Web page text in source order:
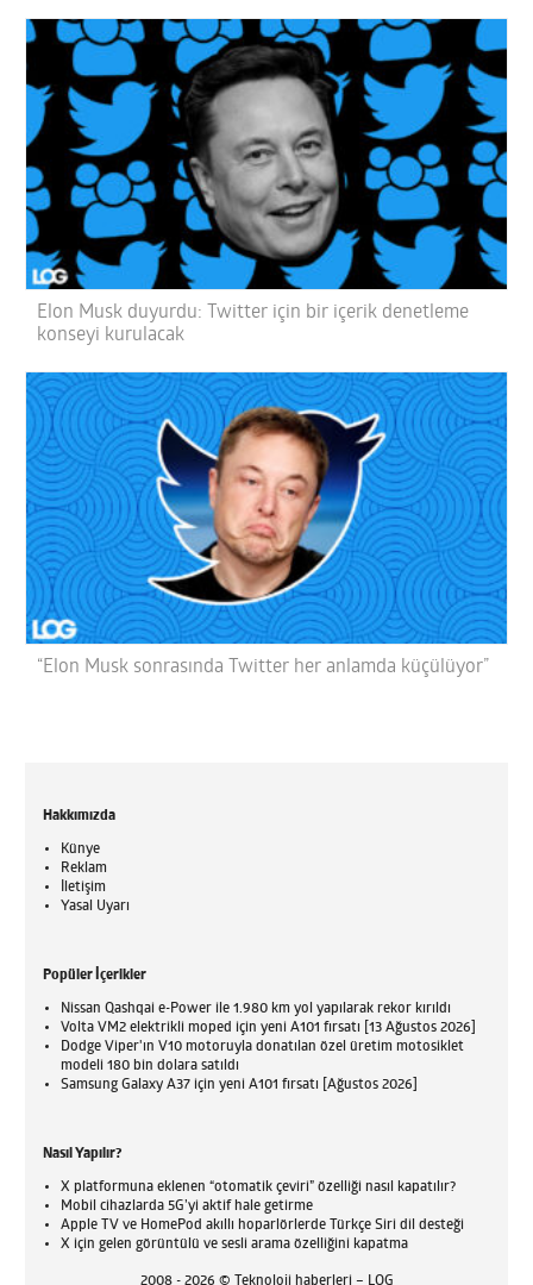
Elon Musk duyurdu: Twitter için bir içerik denetleme
konseyi kurulacak
“Elon Musk sonrasında Twitter her anlamda küçülüyor”
Hakkımızda
Künye
Reklam
İletişim
Yasal Uyarı
Popüler İçerikler
Nissan Qashqai e-Power ile 1.980 km yol yapılarak rekor kırıldı
Volta VM2 elektrikli moped için yeni A101 fırsatı [13 Ağustos 2026]
Dodge Viper'ın V10 motoruyla donatılan özel üretim motosiklet
modeli 180 bin dolara satıldı
Samsung Galaxy A37 için yeni A101 fırsatı [Ağustos 2026]
Nasıl Yapılır?
X platformuna eklenen “otomatik çeviri” özelliği nasıl kapatılır?
Mobil cihazlarda 5G’yi aktif hale getirme
Apple TV ve HomePod akıllı hoparlörlerde Türkçe Siri dil desteği
X için gelen görüntülü ve sesli arama özelliğini kapatma
2008 - 2026 © Teknoloji haberleri – LOG